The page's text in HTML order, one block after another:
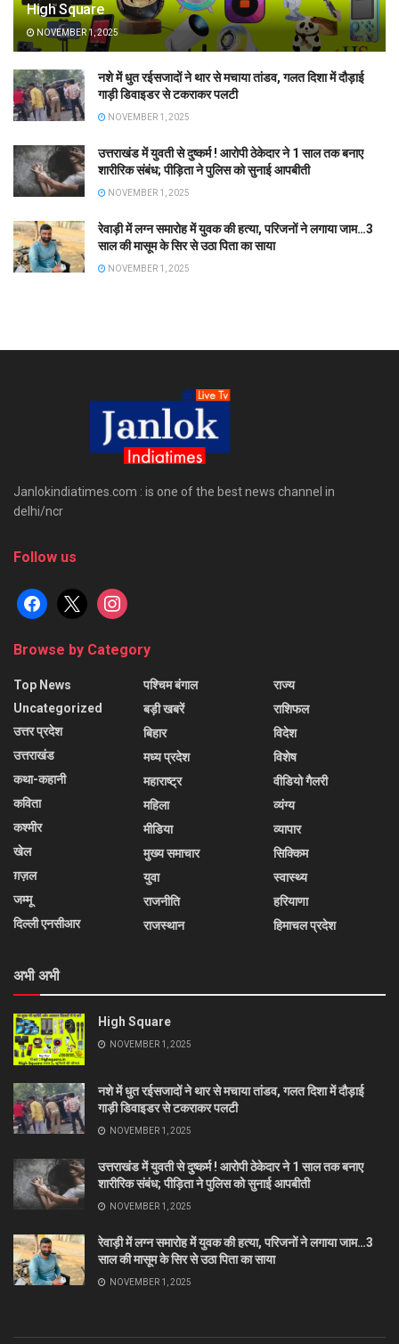
High Square
NOVEMBER 1, 2025
नशे में धुत रईसजादों ने थार से मचाया तांडव, गलत दिशा में दौड़ाई
गाड़ी डिवाइडर से टकराकर पलटी
NOVEMBER 1, 2025
उत्तराखंड में युवती से दुष्कर्म ! आरोपी ठेकेदार ने 1 साल तक बनाए
शारीरिक संबंध; पीड़िता ने पुलिस को सुनाई आपबीती
NOVEMBER 1, 2025
रेवाड़ी में लग्न समारोह में युवक की हत्या, परिजनों ने लगाया जाम…3
साल की मासूम के सिर से उठा पिता का साया
NOVEMBER 1, 2025
Janlokindiatimes.com : is one of the best news channel in
delhi/ncr
Follow us
facebook
x instagram
Browse by Category
Top News
Uncategorized
उत्तर प्रदेश
उत्तराखंड
कथा-कहानी
कविता
कश्मीर
खेल
ग़ज़ल
जम्मू
दिल्ली एनसीआर
पश्चिम बंगाल
बड़ी खबरें
बिहार
मध्य प्रदेश
महाराष्ट्र
महिला
मीडिया
मुख्य समाचार
युवा
राजनीति
राजस्थान
राज्य
राशिफल
विदेश
विशेष
वीडियो गैलरी
व्यंग्य
व्यापार
सिक्किम
स्वास्थ्य
हरियाणा
हिमाचल प्रदेश
अभी अभी
High Square
NOVEMBER 1, 2025
नशे में धुत रईसजादों ने थार से मचाया तांडव, गलत दिशा में दौड़ाई
गाड़ी डिवाइडर से टकराकर पलटी
NOVEMBER 1, 2025
उत्तराखंड में युवती से दुष्कर्म ! आरोपी ठेकेदार ने 1 साल तक बनाए
शारीरिक संबंध; पीड़िता ने पुलिस को सुनाई आपबीती
NOVEMBER 1, 2025
रेवाड़ी में लग्न समारोह में युवक की हत्या, परिजनों ने लगाया जाम…3
साल की मासूम के सिर से उठा पिता का साया
NOVEMBER 1, 2025